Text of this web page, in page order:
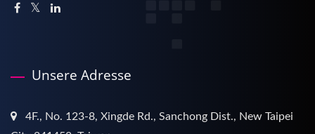
Unsere Adresse
4F., No. 123-8, Xingde Rd., Sanchong Dist., New Taipei